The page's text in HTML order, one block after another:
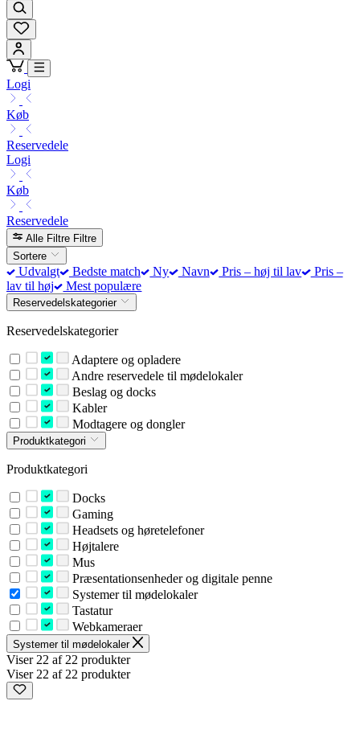
Logi
Køb
Reservedele
Logi
Køb
Reservedele
Alle Filtre Filtre
Sortere
Udvalgt Bedste match Ny Navn Pris – høj til lav
Pris –
lav til høj
Mest populære
Reservedelskategorier
Reservedelskategorier
Adaptere og opladere
Andre reservedele til mødelokaler
Beslag og docks
Kabler
Modtagere og dongler
Produktkategori
Produktkategori
Docks
Gaming
Headsets og høretelefoner
Højtalere
Mus
Præsentationsenheder og digitale penne
Systemer til mødelokaler
Tastatur
Webkameraer
Systemer til mødelokaler
Viser 22 af 22 produkter
Viser 22 af 22 produkter